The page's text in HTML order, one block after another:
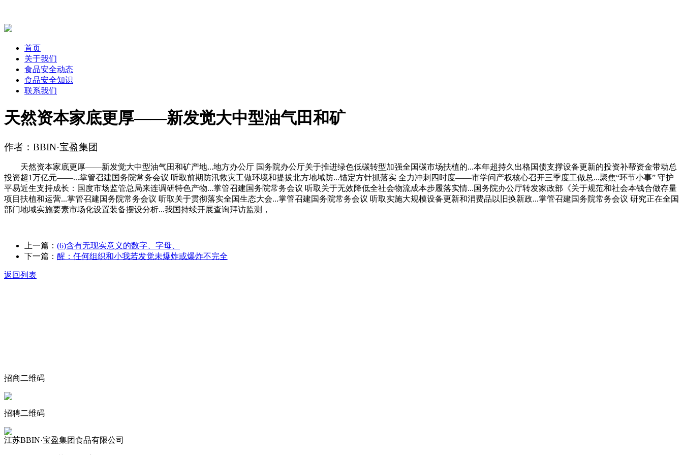
首页
关于我们
食品安全动态
食品安全知识
联系我们
天然资本家底更厚——新发觉大中型油气田和矿
作者：BBIN·宝盈集团
天然资本家底更厚——新发觉大中型油气田和矿产地...地方办公厅 国务院办公厅关于推进绿色低碳转型加强全国碳市场扶植的...本年超持久出格国债支撑设备更新的投资补帮资金带动总
投资超1万亿元——...掌管召建国务院常务会议 听取前期防汛救灾工做环境和提拔北方地域防...锚定方针抓落实 全力冲刺四时度——市学问产权核心召开三季度工做总...聚焦“环节小事” 守护
平易近生支持成长：国度市场监管总局来连调研特色产物...掌管召建国务院常务会议 听取关于无效降低全社会物流成本步履落实情...国务院办公厅转发家政部《关于规范和社会本钱合做存量
项目扶植和运营...掌管召建国务院常务会议 听取关于贯彻落实全国生态大会...掌管召建国务院常务会议 听取实施大规模设备更新和消费品以旧换新政...掌管召建国务院常务会议 研究正在全国
部门地域实施要素市场化设置装备摆设分析...我国持续开展查询拜访监测，
上一篇： (6)含有无现实意义的数字、字母、
下一篇： 醒：任何组织和小我若发觉未爆炸或爆炸不完全
返回列表
招商二维码
招聘二维码
江苏BBIN·宝盈集团食品有限公司